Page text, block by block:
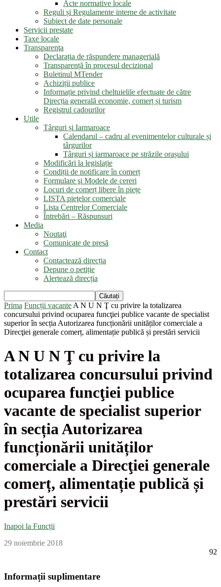
Acte normative locale
Reguli și Regulamente interne de activitate
Subiect de date personale
Servicii prestate
Taxe locale
Transparenţa
Declarația de răspundere managerială
Transparență în procesul decizional
Buletinul MTender
Achiziții publice
Informație privind cheltuielile efectuate de către
Direcția generală economie, comerț și turism
Registrul cadourilor
Utile
Târguri și Iarmaroace
Calendarul – cadru al evenimentelor culturale și
târgurilor
Târguri și iarmaroace pe străzile orașului
Modificări la legislație
Condiții de notificare în comerț
Formulare şi Modele de cereri
Locuri de comerț libere în piețe
LISTA pieţelor comerciale
Lista Centrelor Comerciale
Întrebări – Răspunsuri
Media
Noutaţi
Comunicate de presă
Contact
Contactează direcția
Depune o petiție
Alertează direcția
Prima Funcții vacante A N U N Ţ cu privire la totalizarea
concursului privind ocuparea funcţiei publice vacante de specialist
superior în secția Autorizarea funcționării unităților comerciale a
Direcţiei generale comerț, alimentație publică și prestări servicii
A N U N Ţ cu privire la
totalizarea concursului privind
ocuparea funcţiei publice
vacante de specialist superior
în secția Autorizarea
funcționării unităților
comerciale a Direcţiei generale
comerț, alimentație publică și
prestări servicii
Inapoi la Funcții
29 noiembrie 2018
92
Informații suplimentare